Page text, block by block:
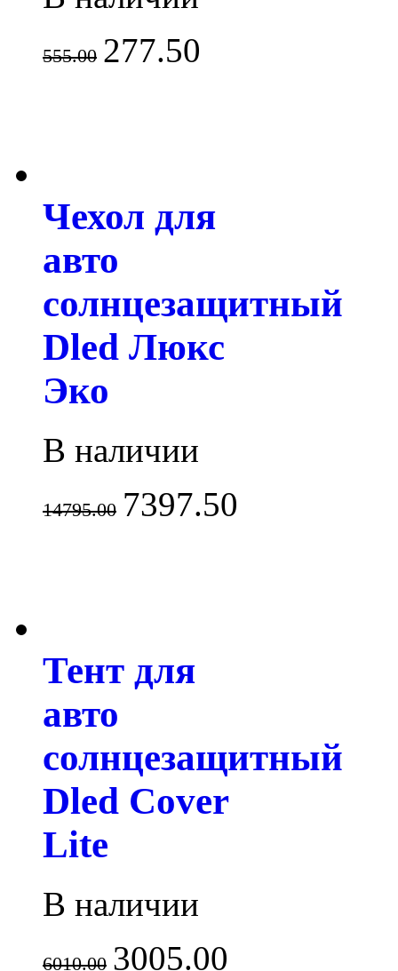
555.00 277.50
Чехол для
авто
солнцезащитный
Dled Люкс
Эко
В наличии
14795.00 7397.50
Тент для
авто
солнцезащитный
Dled Cover
Lite
В наличии
6010.00 3005.00